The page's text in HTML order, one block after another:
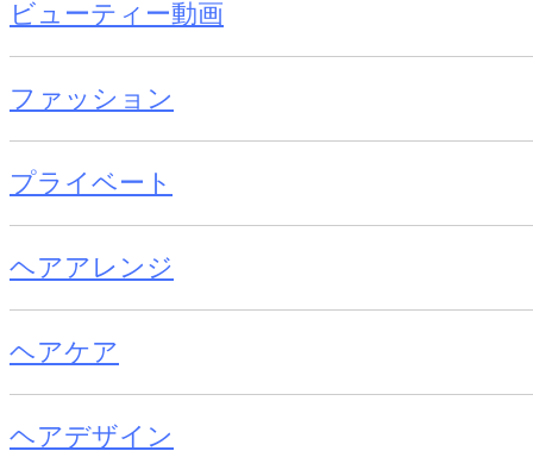
ビューティー動画
ファッション
プライベート
ヘアアレンジ
ヘアケア
ヘアデザイン